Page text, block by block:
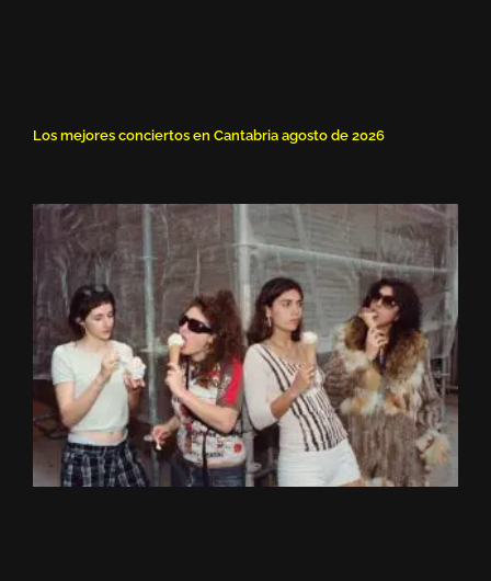
Los mejores conciertos en Cantabria agosto de 2026